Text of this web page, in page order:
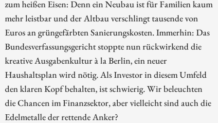
zum heißen Eisen: Denn ein Neubau ist für Familien kaum
mehr leistbar und der Altbau verschlingt tausende von
Euros an grüngefärbten Sanierungskosten. Immerhin: Das
Bundesverfassungsgericht stoppte nun rückwirkend die
kreative Ausgabenkultur à la Berlin, ein neuer
Haushaltsplan wird nötig. Als Investor in diesem Umfeld
den klaren Kopf behalten, ist schwierig. Wir beleuchten
die Chancen im Finanzsektor, aber vielleicht sind auch die
Edelmetalle der rettende Anker?